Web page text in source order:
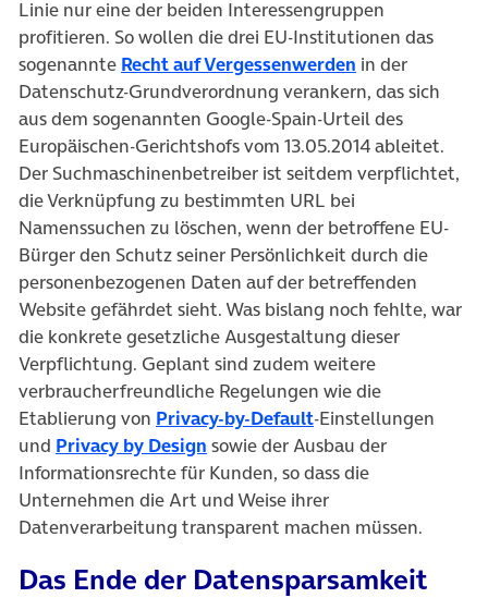
Linie nur eine der beiden Interessengruppen
profitieren. So wollen die drei EU-Institutionen das
sogenannte Recht auf Vergessenwerden (öffnet in
in der
Datenschutz-Grundverordnung verankern, das sich
aus dem sogenannten Google-Spain-Urteil des
Europäischen-Gerichtshofs vom 13.05.2014 ableitet.
Der Suchmaschinenbetreiber ist seitdem verpflichtet,
die Verknüpfung zu bestimmten URL bei
Namenssuchen zu löschen, wenn der betroffene EU-
Bürger den Schutz seiner Persönlichkeit durch die
personenbezogenen Daten auf der betreffenden
Website gefährdet sieht. Was bislang noch fehlte, war
die konkrete gesetzliche Ausgestaltung dieser
Verpflichtung. Geplant sind zudem weitere
verbraucherfreundliche Regelungen wie die
Etablierung von Privacy-by-Default(öffnet in neuem
-Einstellungen
und Privacy by Design (öffnet in neuem Tab)
sowie der Ausbau der
Informationsrechte für Kunden, so dass die
Unternehmen die Art und Weise ihrer
Datenverarbeitung transparent machen müssen.
Das Ende der Datensparsamkeit